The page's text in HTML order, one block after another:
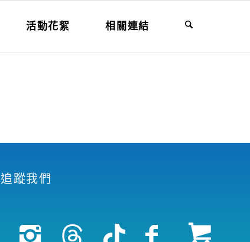
活動花絮 相關連結
追蹤我們